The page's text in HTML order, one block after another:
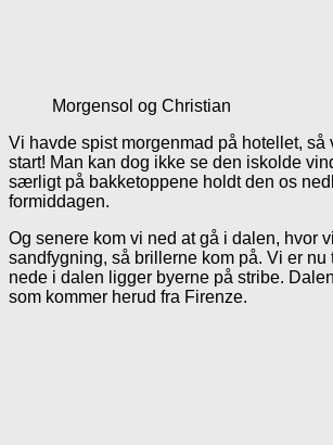
Morgensol og Christian
Vi havde spist morgenmad på hotellet, så
start! Man kan dog ikke se den iskolde
særligt på bakketoppene holdt den os
formiddagen.
Og senere kom vi ned at gå i dalen, hvor
sandfygning, så brillerne kom på. Vi er
nede i dalen ligger byerne på stribe.
som kommer herud fra Firenze.